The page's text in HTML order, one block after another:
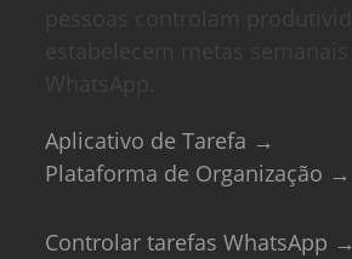
Aplicativo de Tarefa →
Plataforma de Organização →
Controlar tarefas WhatsApp →